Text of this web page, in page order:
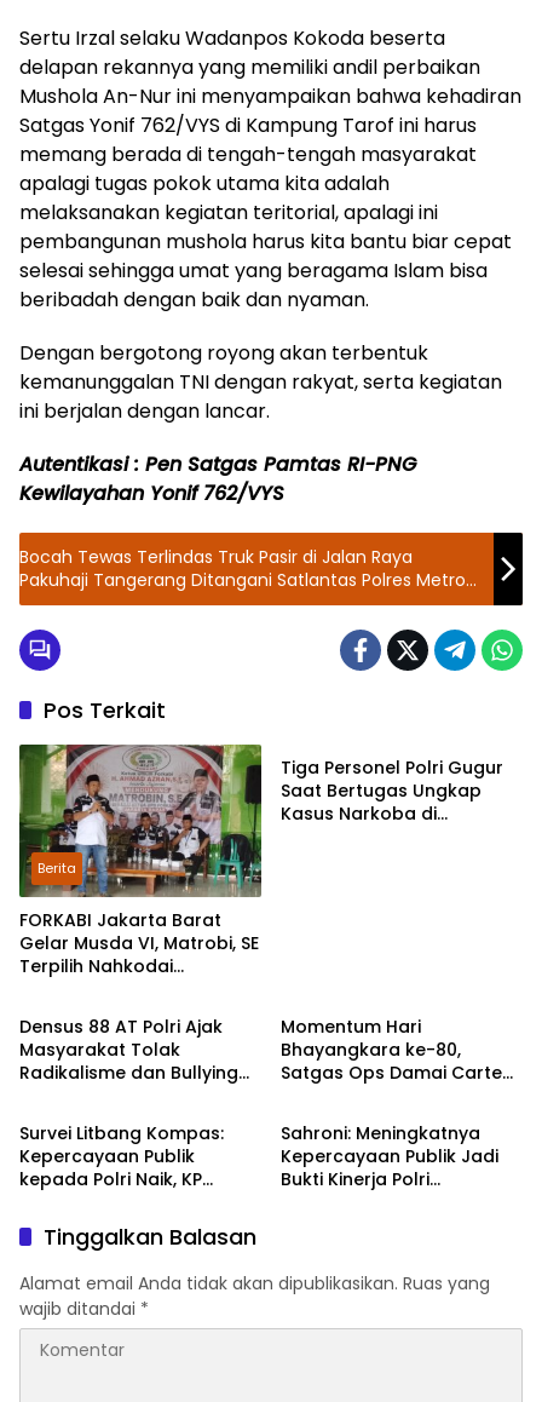
Sertu Irzal selaku Wadanpos Kokoda beserta
delapan rekannya yang memiliki andil perbaikan
Mushola An-Nur ini menyampaikan bahwa kehadiran
Satgas Yonif 762/VYS di Kampung Tarof ini harus
memang berada di tengah-tengah masyarakat
apalagi tugas pokok utama kita adalah
melaksanakan kegiatan teritorial, apalagi ini
pembangunan mushola harus kita bantu biar cepat
selesai sehingga umat yang beragama Islam bisa
beribadah dengan baik dan nyaman.
Dengan bergotong royong akan terbentuk
kemanunggalan TNI dengan rakyat, serta kegiatan
ini berjalan dengan lancar.
Autentikasi : Pen Satgas Pamtas RI-PNG
Kewilayahan Yonif 762/VYS
Bocah Tewas Terlindas Truk Pasir di Jalan Raya
Pakuhaji Tangerang Ditangani Satlantas Polres Metro
Tangerang Kota
Pos Terkait
Berita
FORKABI Jakarta Barat
Gelar Musda VI, Matrobi, SE
Terpilih Nahkodai
Tiga Personel Polri Gugur
Saat Bertugas Ungkap
Kasus Narkoba di
TNI - POLRI
Densus 88 AT Polri Ajak
Masyarakat Tolak
Radikalisme dan Bullying
Momentum Hari
Bhayangkara ke-80,
Satgas Ops Damai Cartenz
Sosial
TNI - POLRI
Survei Litbang Kompas:
Kepercayaan Publik
kepada Polri Naik, KP
Reformasi Berjalan
DPR RI
Sahroni: Meningkatnya
Kepercayaan Publik Jadi
Bukti Kinerja Polri
Tinggalkan Balasan
Alamat email Anda tidak akan dipublikasikan. Ruas yang
wajib ditandai *